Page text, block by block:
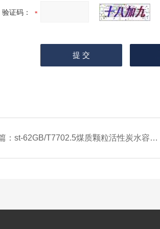
验证码：
：st-62GB/T7702.5煤质颗粒活性炭水容量试验仪